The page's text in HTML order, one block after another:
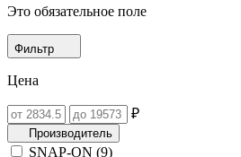
Это обязательное поле
Фильтр
Цена
₽
Производитель
SNAP-ON (9)